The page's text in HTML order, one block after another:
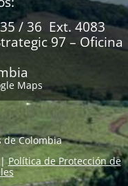
/ 36 Ext. 4083
97 – Oficina
Maps
de Colombia
Política de Protección de